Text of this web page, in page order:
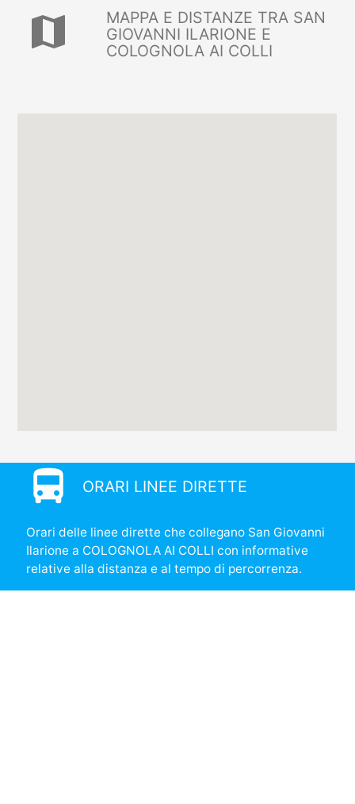
map
MAPPA E DISTANZE TRA SAN
GIOVANNI ILARIONE E
COLOGNOLA AI COLLI
directions_bus ORARI LINEE DIRETTE
Orari delle linee dirette che collegano San Giovanni
Ilarione a COLOGNOLA AI COLLI con informative
relative alla distanza e al tempo di percorrenza.